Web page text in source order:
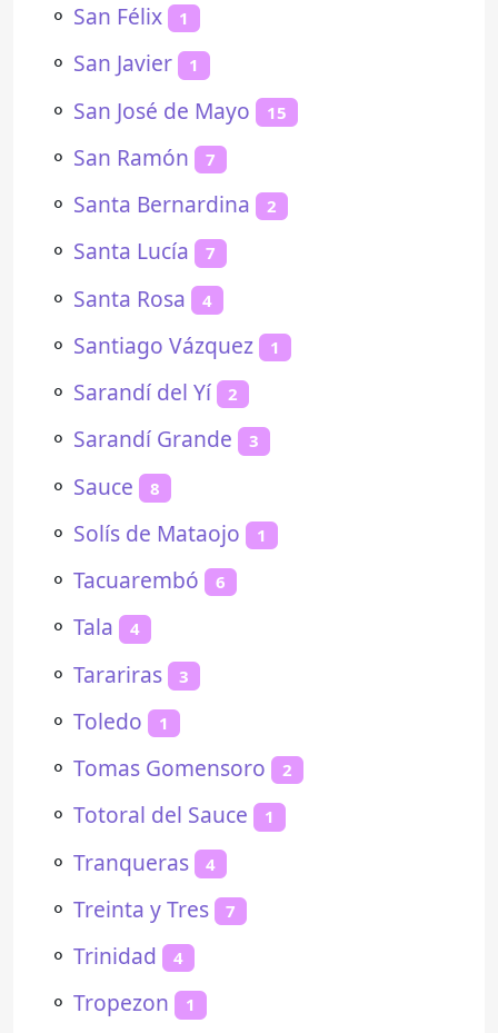
⚬ San Félix 1
⚬ San Javier 1
⚬ San José de Mayo 15
⚬ San Ramón 7
⚬ Santa Bernardina 2
⚬ Santa Lucía 7
⚬ Santa Rosa 4
⚬ Santiago Vázquez 1
⚬ Sarandí del Yí 2
⚬ Sarandí Grande 3
⚬ Sauce 8
⚬ Solís de Mataojo 1
⚬ Tacuarembó 6
⚬ Tala 4
⚬ Tarariras 3
⚬ Toledo 1
⚬ Tomas Gomensoro 2
⚬ Totoral del Sauce 1
⚬ Tranqueras 4
⚬ Treinta y Tres 7
⚬ Trinidad 4
⚬ Tropezon 1